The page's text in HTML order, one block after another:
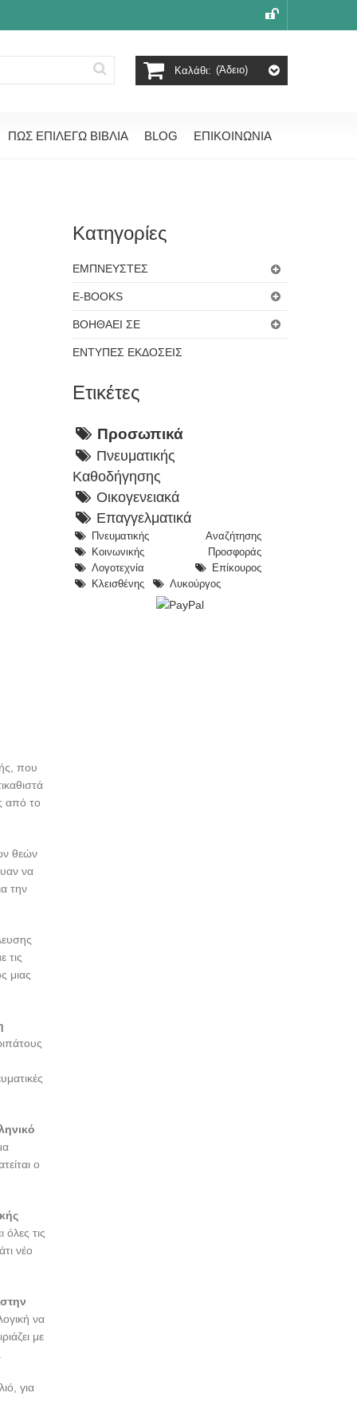
ΠΩΣ ΕΠΙΛΕΓΩ ΒΙΒΛΙΑ BLOG ΕΠΙΚΟΙΝΩΝΙΑ
Καλάθι: (άδειο)
που
από το
θεών
να
την
τις
μιας
ο
τις
νέο
να
με
για
Κατηγορίες
ΕΜΠΝΕΥΣΤΕΣ
E-BOOKS
ΒΟΗΘΑΕΙ ΣΕ
ΕΝΤΥΠΕΣ ΕΚΔΟΣΕΙΣ
Ετικέτες
Προσωπικά
Πνευματικής
Καθοδήγησης
Οικογενειακά
Επαγγελματικά
Πνευματικής Αναζήτησης
Κοινωνικής Προσφοράς
Λογοτεχνία
Επίκουρος
Κλεισθένης
Λυκούργος